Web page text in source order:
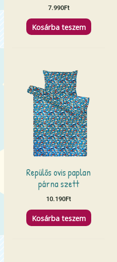
7.990Ft
Kosárba teszem
Repülős ovis paplan
párna szett
10.190Ft
Kosárba teszem